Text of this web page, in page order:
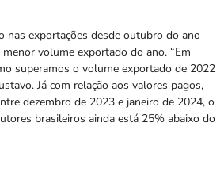
nas exportações desde outubro do ano
volume exportado do ano. “Em
superamos o volume exportado de 2022
Já com relação aos valores pagos,
dezembro de 2023 e janeiro de 2024, o
brasileiros ainda está 25% abaixo do